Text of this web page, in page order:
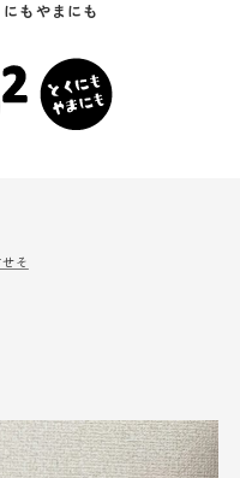
にもやまにも
そ